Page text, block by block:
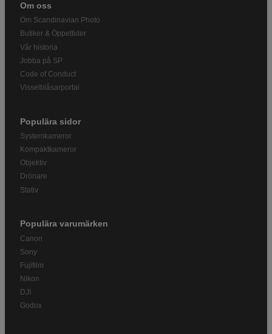
Om oss
Om Scandinavian Photo
Butiker & Öppettider
Vår historia
Jobba på SP
Code of Conduct
Visselblåsarportal
Populära sidor
Systemkameror
Kompaktkameror
Objektiv
Drönare
Stativ
Populära varumärken
Canon
Sony
Fujifilm
Nikon
DJI
Godox